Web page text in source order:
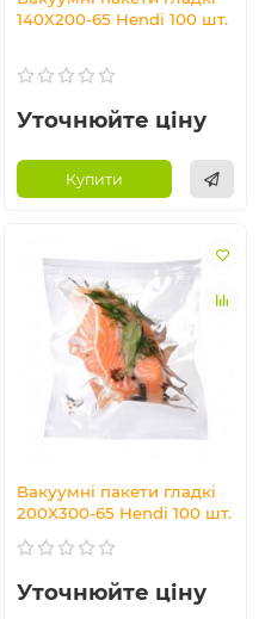
140X200-65 Hendi 100 шт.
Уточнюйте ціну
Купити
Вакуумні пакети гладкі
200X300-65 Hendi 100 шт.
Уточнюйте ціну